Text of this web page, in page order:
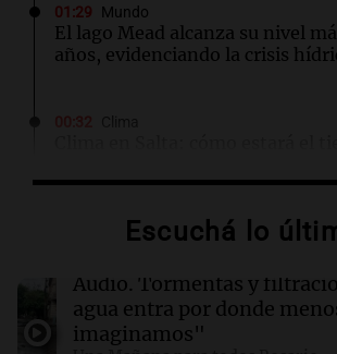
01:29 Mundo
El lago Mead alcanza su nivel
años, evidenciando la crisis
Clima
este domingo 9 de agosto
00:21 Clima
Escuchá lo
Audio. Tormentas y
agua entra por donde
imaginamos"